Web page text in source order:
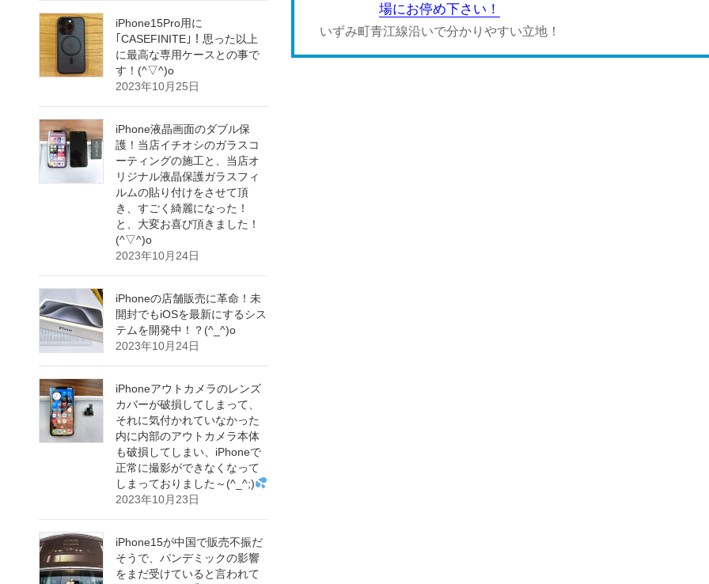
場にお停め下さい！
いずみ町青江線沿いで分かりやすい立地！
iPhone15Pro用に
｢CASEFINITE｣！思った以上
に最高な専用ケースとの事で
す！(^▽^)o
2023年10月25日
iPhone液晶画面のダブル保
護！当店イチオシのガラスコ
ーティングの施工と、当店オ
リジナル液晶保護ガラスフィ
ルムの貼り付けをさせて頂
き、すごく綺麗になった！
と、大変お喜び頂きました！
(^▽^)o
2023年10月24日
iPhoneの店舗販売に革命！未
開封でもiOSを最新にするシス
テムを開発中！？(^_^)o
2023年10月24日
iPhoneアウトカメラのレンズ
カバーが破損してしまって、
それに気付かれていなかった
内に内部のアウトカメラ本体
も破損してしまい、iPhoneで
正常に撮影ができなくなって
しまっておりました～(^_^;)
2023年10月23日
iPhone15が中国で販売不振だ
そうで、パンデミックの影響
をまだ受けていると言われて